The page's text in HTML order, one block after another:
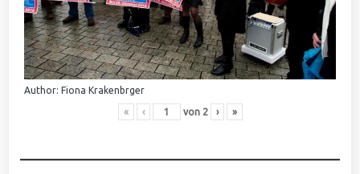
Author: Fiona Krakenbrger
« ‹ von 2 › »